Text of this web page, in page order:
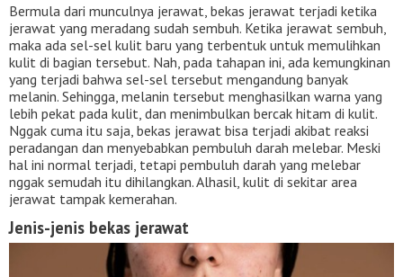
Bermula dari munculnya jerawat, bekas jerawat terjadi ketika
jerawat yang meradang sudah sembuh. Ketika jerawat sembuh,
maka ada sel-sel kulit baru yang terbentuk untuk memulihkan
kulit di bagian tersebut. Nah, pada tahapan ini, ada kemungkinan
yang terjadi bahwa sel-sel tersebut mengandung banyak
melanin. Sehingga, melanin tersebut menghasilkan warna yang
lebih pekat pada kulit, dan menimbulkan bercak hitam di kulit.
Nggak cuma itu saja, bekas jerawat bisa terjadi akibat reaksi
peradangan dan menyebabkan pembuluh darah melebar. Meski
hal ini normal terjadi, tetapi pembuluh darah yang melebar
nggak semudah itu dihilangkan. Alhasil, kulit di sekitar area
jerawat tampak kemerahan.
Jenis-jenis bekas jerawat